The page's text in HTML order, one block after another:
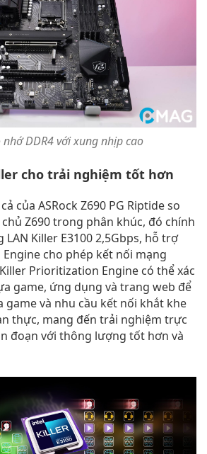
DDR4 với xung nhịp cao
cho trải nghiệm tốt hơn
của ASRock Z690 PG Riptide so
Z690 trong phân khúc, đó chính
LAN Killer E3100 2,5Gbps, hỗ trợ
cho phép kết nối mạng
Prioritization Engine có thể xác
game, ứng dụng và trang web để
game và nhu cầu kết nối khắt khe
thực, mang đến trải nghiệm trực
đoạn với thông lượng tốt hơn và